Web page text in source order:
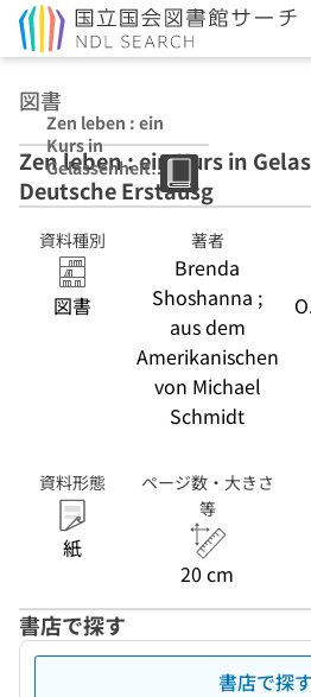
図書
Zen leben : ein
Kurs in
Gelassenheit
Deutsche
Erstausg
Zen leben : ein Kurs in
Deutsche Erstausg
資料種別
図書
著者
Brenda
Shoshanna ;
aus dem
Amerikanischen
von Michael
Schmidt
資料形態
紙
ページ数・大きさ
等
20 cm
書店で探す
書店で探す